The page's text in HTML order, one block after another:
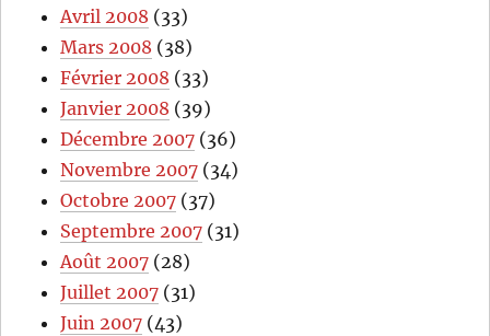
Avril 2008 (33)
Mars 2008 (38)
Février 2008 (33)
Janvier 2008 (39)
Décembre 2007 (36)
Novembre 2007 (34)
Octobre 2007 (37)
Septembre 2007 (31)
Août 2007 (28)
Juillet 2007 (31)
Juin 2007 (43)